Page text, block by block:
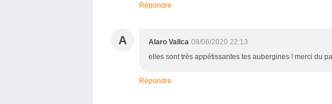
Répondre
A Alaro Vallca 08/06/2020 22:13
elles sont très appétissantes tes aubergines ! merci du
Répondre